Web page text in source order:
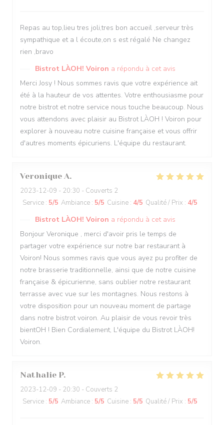
Repas au top,lieu tres joli,tres bon accueil ,serveur très
sympathique et a l écoute,on s est régalé Ne changez
rien ,bravo
Bistrot LÀOH! Voiron a répondu à cet avis
Merci Josy ! Nous sommes ravis que votre expérience ait
été à la hauteur de vos attentes. Votre enthousiasme pour
notre bistrot et notre service nous touche beaucoup. Nous
vous attendons avec plaisir au Bistrot LÀOH ! Voiron pour
explorer à nouveau notre cuisine française et vous offrir
d'autres moments épicuriens. L'équipe du restaurant.
Veronique A
2023-12-09 - 20:30 - Couverts 2
Service : 5/5 Ambiance : 5/5 Cuisine : 4/5 Qualité / Prix : 4/5
Bistrot LÀOH! Voiron a répondu à cet avis
Bonjour Veronique , merci d'avoir pris le temps de
partager votre expérience sur notre bar restaurant à
Voiron! Nous sommes ravis que vous ayez pu profiter de
notre brasserie traditionnelle, ainsi que de notre cuisine
française & épicurienne, sans oublier notre restaurant
terrasse avec vue sur les montagnes. Nous restons à
votre disposition pour un nouveau moment de partage
dans notre bistrot voiron. Au plaisir de vous revoir très
bientOH ! Bien Cordialement, L'équipe du Bistrot LÀOH!
Voiron.
Nathalie P
2023-12-09 - 20:30 - Couverts 2
Service : 5/5 Ambiance : 5/5 Cuisine : 5/5 Qualité / Prix : 5/5